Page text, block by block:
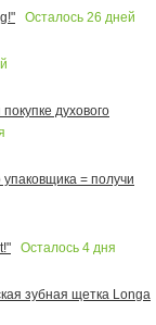
Осталось 26 дней
духового
= получи
Осталось 4 дня
зубная щетка Longa